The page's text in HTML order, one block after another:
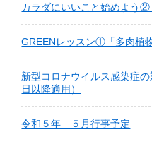
カラダにいいこと始めよう②
GREENレッスン①「多肉植
新型コロナウイルス感染症
日以降適用）
令和５年 ５月行事予定